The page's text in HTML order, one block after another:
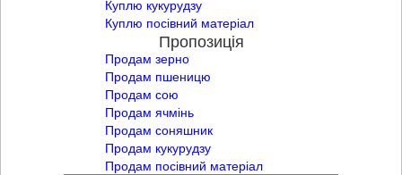
Куплю кукурудзу
Куплю посівний матеріал
Пропозиція
Продам зерно
Продам пшеницю
Продам сою
Продам ячмінь
Продам соняшник
Продам кукурудзу
Продам посівний матеріал